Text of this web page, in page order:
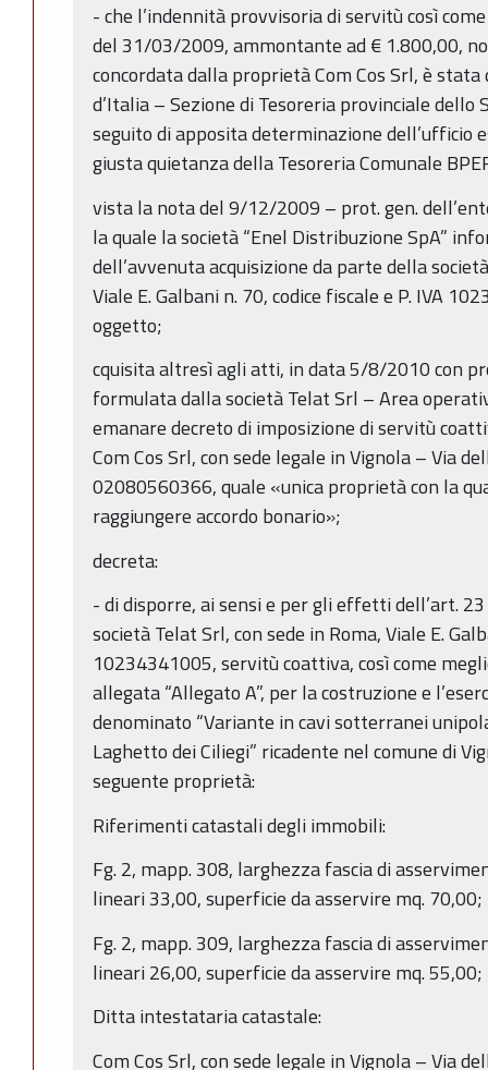
- che l’indennità provvisoria di servitù così
del 31/03/2009, ammontante ad € 1.800,00,
concordata dalla proprietà Com Cos Srl, è
d’Italia – Sezione di Tesoreria provinciale dello
seguito di apposita determinazione dell’ufficio
giusta quietanza della Tesoreria Comunale
vista la nota del 9/12/2009 – prot. gen.
la quale la società “Enel Distribuzione SpA”
dell’avvenuta acquisizione da parte della
Viale E. Galbani n. 70, codice fiscale e P. IVA
oggetto;
cquisita altresì agli atti, in data 5/8/2010 con
formulata dalla società Telat Srl – Area
emanare decreto di imposizione di servitù
Com Cos Srl, con sede legale in Vignola – Via
02080560366, quale «unica proprietà con la
raggiungere accordo bonario»;
decreta:
- di disporre, ai sensi e per gli effetti dell’art.
società Telat Srl, con sede in Roma, Viale E.
10234341005, servitù coattiva, così come
allegata “Allegato A”, per la costruzione e
denominato “Variante in cavi sotterranei
Laghetto dei Ciliegi” ricadente nel comune di
seguente proprietà:
Riferimenti catastali degli immobili:
Fg. 2, mapp. 308, larghezza fascia di
lineari 33,00, superficie da asservire mq. 70,00;
Fg. 2, mapp. 309, larghezza fascia di
lineari 26,00, superficie da asservire mq. 55,00;
Ditta intestataria catastale:
Com Cos Srl, con sede legale in Vignola – Via